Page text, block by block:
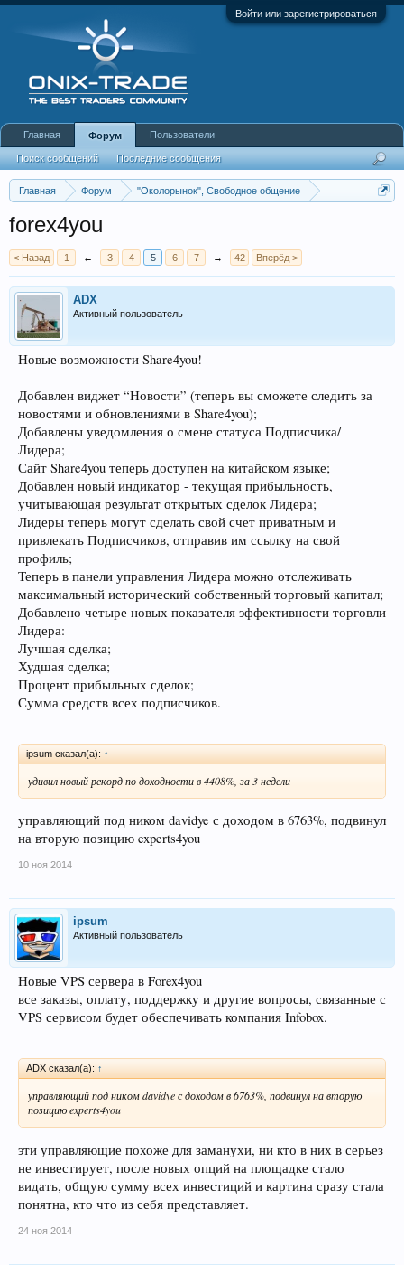
Войти или зарегистрироваться
Главная Форум
"Околорынок", Свободное общение
forex4you
< Назад 1 ← 3 4 5 6 7 → 42 Вперёд >
ADX
Активный пользователь
Новые возможности Share4you!
Добавлен виджет “Новости” (теперь вы сможете следить за
новостями и обновлениями в Share4you);
Добавлены уведомления о смене статуса Подписчика/
Лидера;
Сайт Share4you теперь доступен на китайском языке;
Добавлен новый индикатор - текущая прибыльность,
учитывающая результат открытых сделок Лидера;
Лидеры теперь могут сделать свой счет приватным и
привлекать Подписчиков, отправив им ссылку на свой
профиль;
Теперь в панели управления Лидера можно отслеживать
максимальный исторический собственный торговый капитал;
Добавлено четыре новых показателя эффективности торговли
Лидера:
Лучшая сделка;
Худшая сделка;
Процент прибыльных сделок;
Сумма средств всех подписчиков.
ipsum сказал(а): ↑
удивил новый рекорд по доходности в 4408%, за 3 недели
управляющий под ником davidye с доходом в 6763%, подвинул
на вторую позицию experts4you
10 ноя 2014
ipsum
Активный пользователь
Новые VPS сервера в Forex4you
все заказы, оплату, поддержку и другие вопросы, связанные с
VPS сервисом будет обеспечивать компания Infobox.
ADX сказал(а): ↑
управляющий под ником davidye с доходом в 6763%, подвинул на вторую
позицию experts4you
эти управляющие похоже для заманухи, ни кто в них в серьез
не инвестирует, после новых опций на площадке стало
видать, общую сумму всех инвестиций и картина сразу стала
понятна, кто что из себя представляет.
24 ноя 2014
Главная Форум
Поиск сообщений Последние сообщения
Пользователи